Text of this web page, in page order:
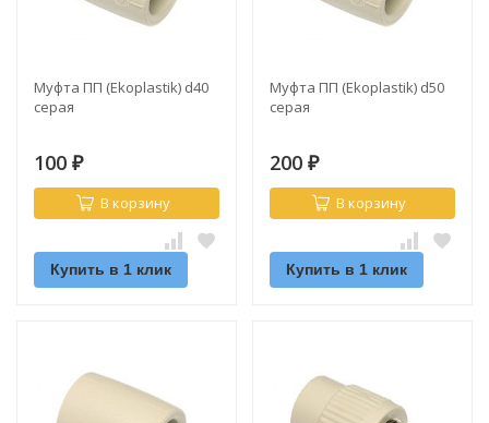
Муфта ПП (Ekoplastik) d40
серая
100 ₽
В корзину
Купить в 1 клик
Муфта ПП (Ekoplastik) d50
серая
200 ₽
В корзину
Купить в 1 клик